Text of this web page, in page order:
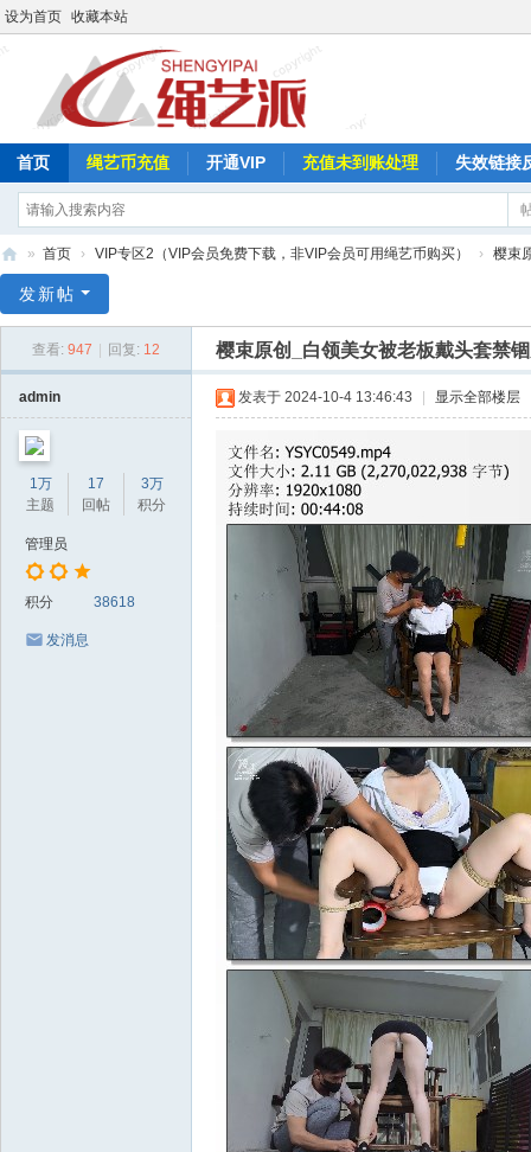
设为首页 收藏本站
首页 绳艺币充值 开通VIP 充值未到账处理 失效链接
艺
» 首页 › VIP专区2（VIP会员免费下载，非VIP会员可用绳艺币购买） › 樱束
发新帖
查看: 947 回复: 12 樱束原创_白领美女被老板戴头套禁
admin
1万
主题
17
回帖
3万
积分
管理员
积分 38618
发消息
发表于 2024-10-4 13:46:43 显示全部楼层